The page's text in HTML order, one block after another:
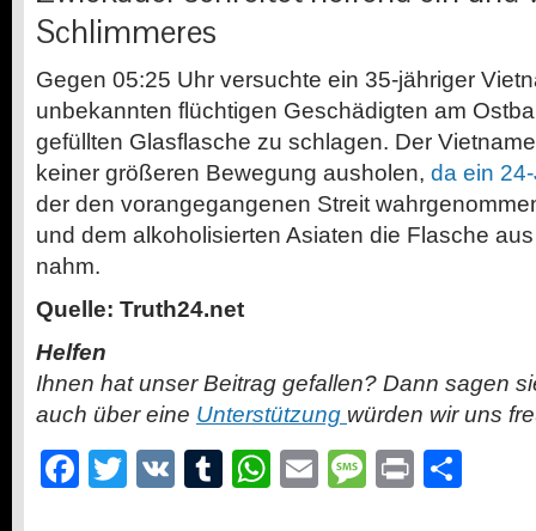
Schlimmeres
Gegen 05:25 Uhr versuchte ein 35-jähriger
unbekannten flüchtigen Geschädigten am
gefüllten Glasflasche zu schlagen. Der
keiner größeren Bewegung ausholen, da ein
der den vorangegangenen Streit
und dem alkoholisierten Asiaten die Flasche
nahm.
Quelle: Truth24.net
Helfen
Ihnen hat unser Beitrag gefallen? Dann sagen
auch über eine Unterstützung würden wir uns
Facebook
Twitter
VK Tumblr
WhatsApp
EmailMessage
Print